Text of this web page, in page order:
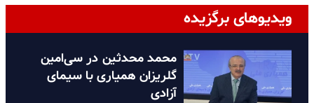
ویدیوهای برگزیده
محمد محدثین در سی‌امین
گلریزان همیاری با سیمای
آزادی